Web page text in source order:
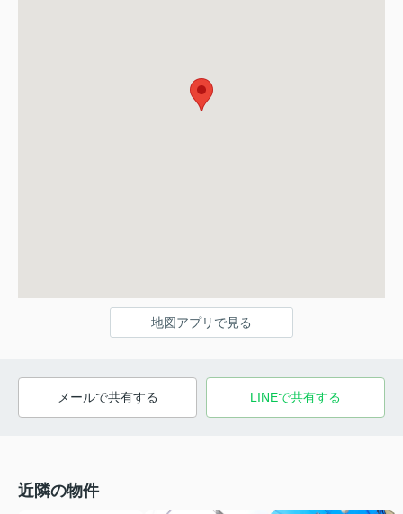
地図アプリで見る
メールで共有する LINEで共有する
近隣の物件